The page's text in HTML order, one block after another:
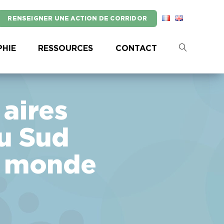
RENSEIGNER UNE ACTION DE CORRIDOR
RESSOURCES CONTACT
Sud